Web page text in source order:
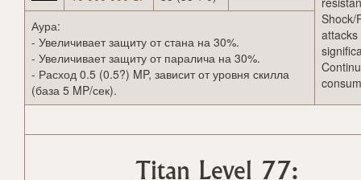
Shock/
attacks
Аура:
- Увеличивает защиту от стана на 30%.
- Увеличивает защиту от паралича на 30%.
- Расход 0.5 (0.5?) MP, зависит от уровня скилла
(база 5 MP/сек).
Titan Level 77: